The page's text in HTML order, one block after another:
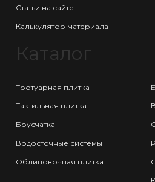
Статьи на сайте
Калькулятор материала
Каталог
Тротуарная плитка
Тактильная плитка
Брусчатка
Водосточные системы
Облицовочная плитка